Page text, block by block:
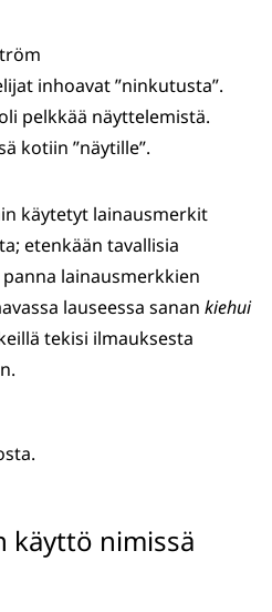
inhoavat ”ninkutusta”.
pelkkää näyttelemistä.
kotiin ”näytille”.
käytetyt lainausmerkit
etenkään tavallisia
lainausmerkkien
lauseessa sanan kiehui
tekisi ilmauksesta
käyttö nimissä